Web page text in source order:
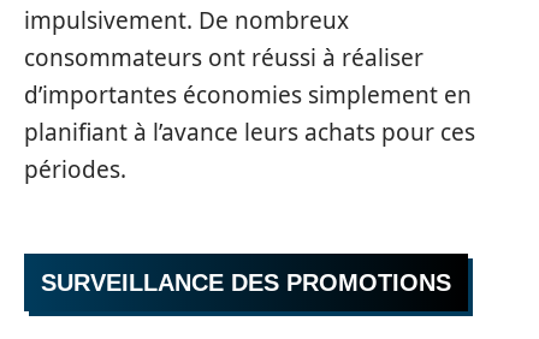
impulsivement. De nombreux
consommateurs ont réussi à réaliser
d’importantes économies simplement en
planifiant à l’avance leurs achats pour ces
périodes.
SURVEILLANCE DES PROMOTIONS